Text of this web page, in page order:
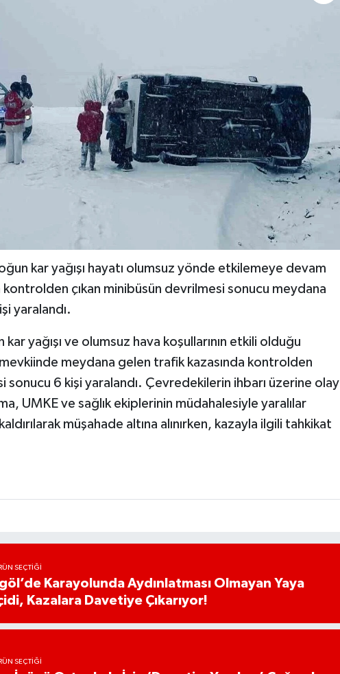
kar yağışı hayatı olumsuz yönde etkilemeye devam
çıkan minibüsün devrilmesi sonucu meydana
yaralandı.
yağışı ve olumsuz hava koşullarının etkili olduğu
meydana gelen trafik kazasında kontrolden
sonucu 6 kişi yaralandı. Çevredekilerin ihbarı üzerine olay
UMKE ve sağlık ekiplerinin müdahalesiyle yaralılar
müşahade altına alınırken, kazayla ilgili tahkikat
SEÇTIĞI
Karayolunda Aydınlatması Olmayan Yaya
Kazalara Davetiye Çıkarıyor!
SEÇTIĞI